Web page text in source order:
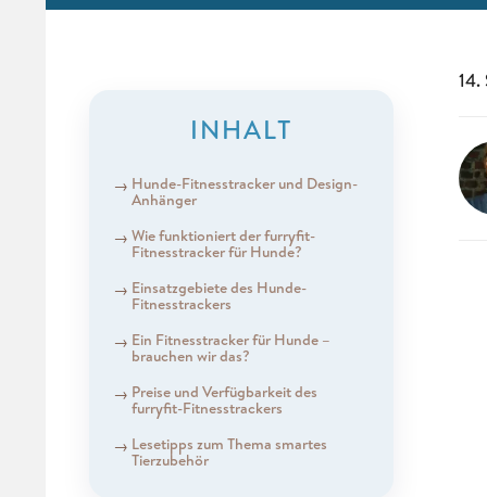
INHALT
Hunde-Fitnesstracker und Design-
Anhänger
Wie funktioniert der furryfit-
Fitnesstracker für Hunde?
Einsatzgebiete des Hunde-
Fitnesstrackers
Ein Fitnesstracker für Hunde –
brauchen wir das?
Preise und Verfügbarkeit des
furryfit-Fitnesstrackers
Lesetipps zum Thema smartes
Tierzubehör
14.